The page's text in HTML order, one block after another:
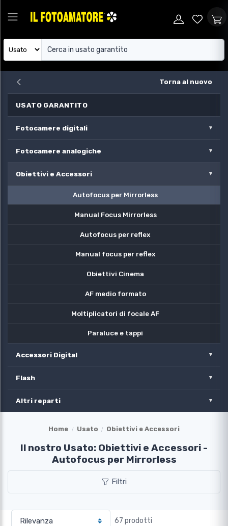
Torna al nuovo
USATO GARANTITO
Fotocamere digitali
Fotocamere analogiche
Obiettivi e Accessori
Autofocus per Mirrorless
Manual Focus Mirrorless
Autofocus per reflex
Manual focus per reflex
Obiettivi Cinema
AF medio formato
Moltiplicatori di focale AF
Paraluce e tappi
Accessori Digital
Flash
Altri reparti
Home Usato Obiettivi e Accessori
Il nostro Usato: Obiettivi e Accessori -
Autofocus per Mirrorless
Filtri
67 prodotti